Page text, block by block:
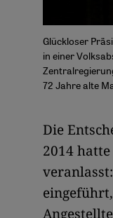
Glückloser
in einer
72 Jahre alte
Die
2014